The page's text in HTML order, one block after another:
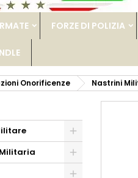
FORZE DI POLIZIA
Onorificenze Nastrini